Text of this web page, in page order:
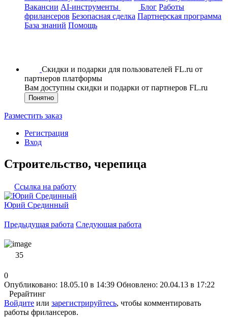
Вакансии AI-инструменты Блог Работы
фрилансеров Безопасная сделка Партнерская программа
База знаний Помощь
Скидки и подарки для пользователей FL.ru от
партнеров платформы
Вам доступны скидки и подарки от партнеров FL.ru
Понятно
Разместить заказ
Регистрация
Вход
Строительство, черепица
Ссылка на работу
Юрий Срединный
Предыдущая работа Следующая работа
35
0
Опубликовано: 18.05.10 в 14:39 Обновлено: 20.04.13 в 17:22
Рерайтинг
Войдите или зарегистрируйтесь, чтобы комментировать
работы фрилансеров.